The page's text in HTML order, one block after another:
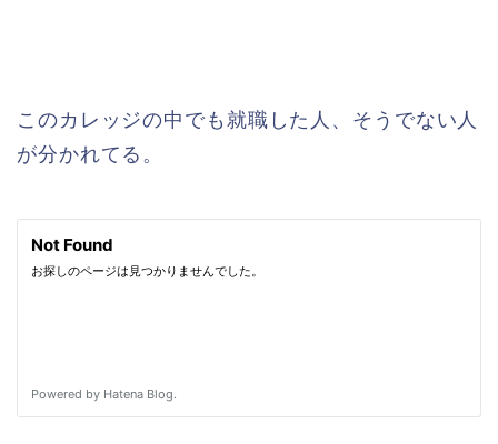
このカレッジの中でも就職した人、そうでない人
が分かれてる。